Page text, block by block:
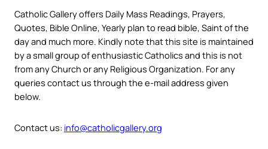
Catholic Gallery offers Daily Mass Readings, Prayers,
Quotes, Bible Online, Yearly plan to read bible, Saint of the
day and much more. Kindly note that this site is maintained
by a small group of enthusiastic Catholics and this is not
from any Church or any Religious Organization. For any
queries contact us through the e-mail address given
below.
Contact us: info@catholicgallery.org